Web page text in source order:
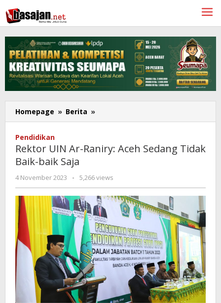
ke
konten
Homepage » Berita »
UIN
Aceh
Tidak
baik
Saja
Pendidikan
Rektor UIN Ar-Raniry: Aceh Sedang Tidak
Baik-baik Saja
4 November 2023
oleh
Redaksi
- 5,266 views